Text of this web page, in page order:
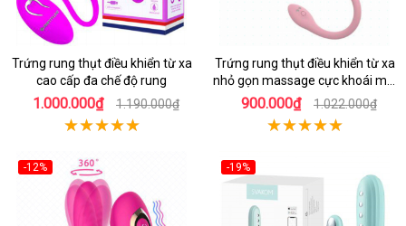
Trứng rung thụt điều khiển từ xa
cao cấp đa chế độ rung
1.000.000₫ 1.190.000₫
Trứng rung thụt điều khiển từ xa
nhỏ gọn massage cực khoái mọi
lúc
900.000₫ 1.022.000₫
-12% -19%